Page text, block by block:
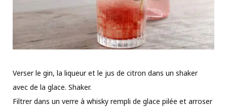
Verser le gin, la liqueur et le jus de citron dans un shaker
avec de la glace. Shaker.
Filtrer dans un verre à whisky rempli de glace pilée et arroser